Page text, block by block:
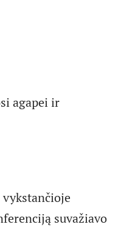
agapei ir
suvažiavo